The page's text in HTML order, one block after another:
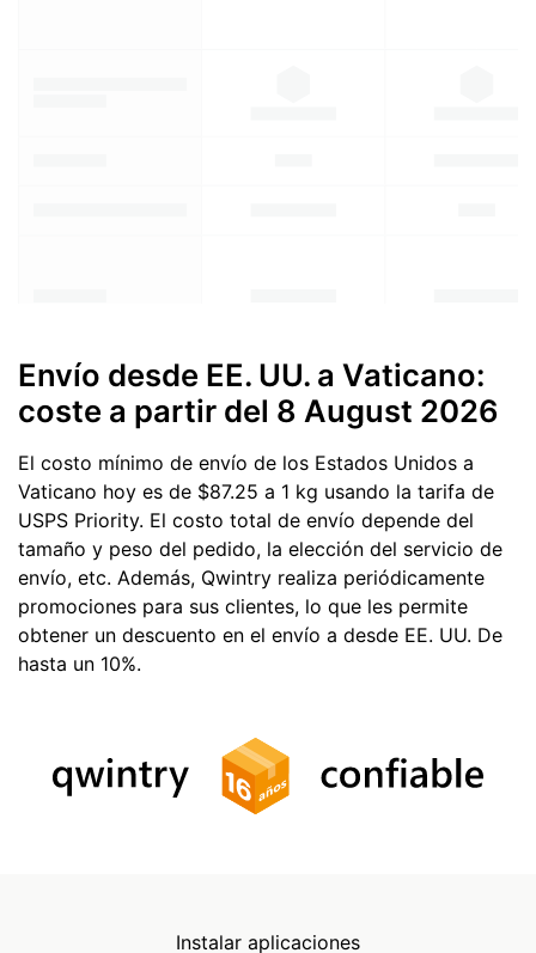
Envío desde EE. UU. a Vaticano:
coste a partir del 8 August 2026
El costo mínimo de envío de los Estados Unidos a
Vaticano hoy es de $87.25 a 1 kg usando la tarifa de
USPS Priority. El costo total de envío depende del
tamaño y peso del pedido, la elección del servicio de
envío, etc. Además, Qwintry realiza periódicamente
promociones para sus clientes, lo que les permite
obtener un descuento en el envío a desde EE. UU. De
hasta un 10%.
Instalar aplicaciones